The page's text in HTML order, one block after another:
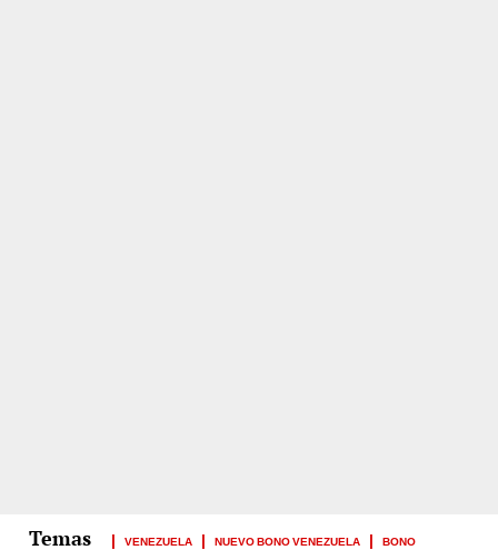
VENEZUELA NUEVO BONO VENEZUELA BONO